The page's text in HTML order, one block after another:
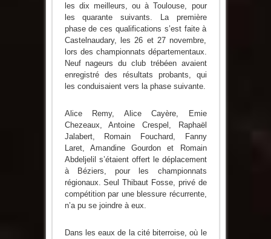
les dix meilleurs, ou à Toulouse, pour
les quarante suivants. La première
phase de ces qualifications s’est faite à
Castelnaudary, les 26 et 27 novembre,
lors des championnats départementaux.
Neuf nageurs du club trébéen avaient
enregistré des résultats probants, qui
les conduisaient vers la phase suivante.
Alice Remy, Alice Cayère, Emie
Chezeaux, Antoine Crespel, Raphaël
Jalabert, Romain Fouchard, Fanny
Laret, Amandine Gourdon et Romain
Abdeljelil s’étaient offert le déplacement
à Béziers, pour les championnats
régionaux. Seul Thibaut Fosse, privé de
compétition par une blessure récurrente,
n’a pu se joindre à eux.
Dans les eaux de la cité biterroise, où le